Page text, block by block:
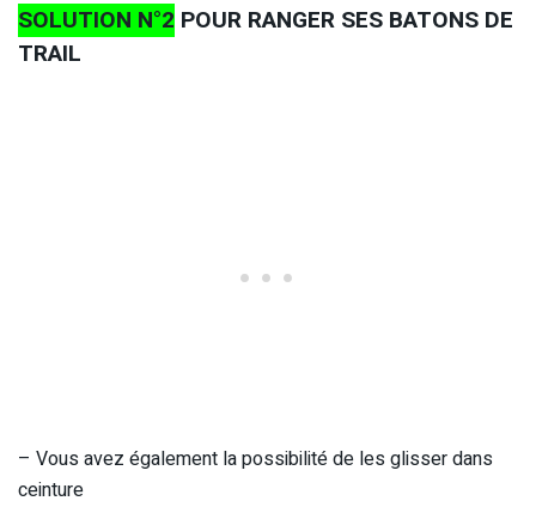
SOLUTION N°2 POUR RANGER SES BATONS DE
TRAIL
– Vous avez également la possibilité de les glisser dans
ceinture